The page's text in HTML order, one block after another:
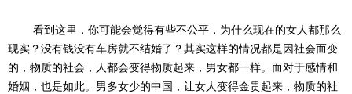
看到这里，你可能会觉得有些不公平，为什么现在的女人都那么
现实？没有钱没有车房就不结婚了？其实这样的情况都是因社会而变
的，物质的社会，人都会变得物质起来，男女都一样。而对于感情和
婚姻，也是如此。男多女少的中国，让女人变得金贵起来，物质的社